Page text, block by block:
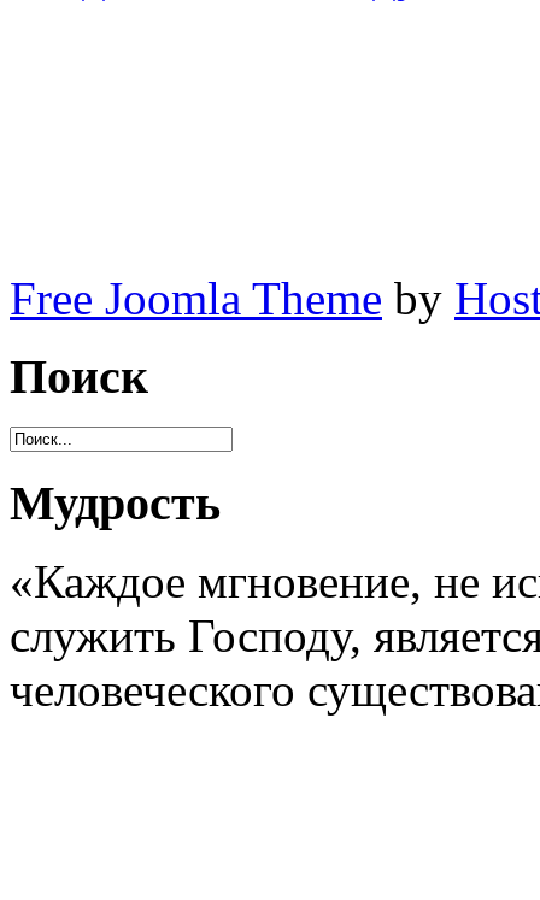
Free Joomla Theme by
Поиск
Мудрость
«Каждое мгновение, не
служить Господу,
человеческого